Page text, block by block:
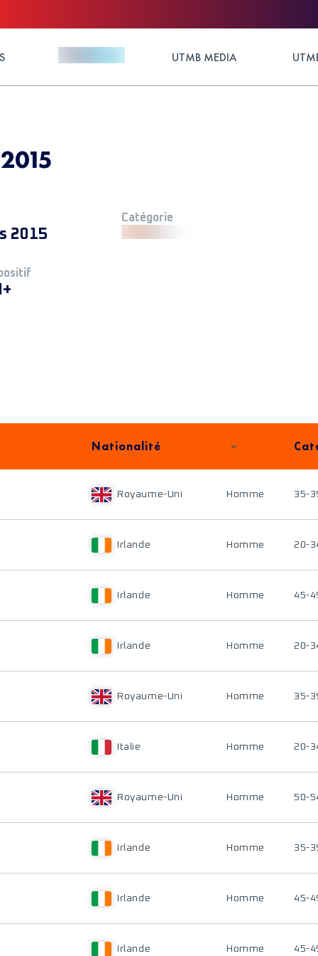
UTMB MEDIA
2015
Catégorie
Nationalité
Royaume-Uni Homme 35-
Irlande Homme 20-
Irlande Homme 45-
Irlande Homme 20-
Royaume-Uni Homme 35-
Italie Homme 20-
Royaume-Uni Homme 50-
Irlande Homme 35-
Irlande Homme 45-
Irlande Homme 45-